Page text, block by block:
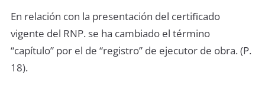
En relación con la presentación del certiﬁcado
vigente del RNP. se ha cambiado el término
“capítulo” por el de “registro” de ejecutor de obra. (P.
18).